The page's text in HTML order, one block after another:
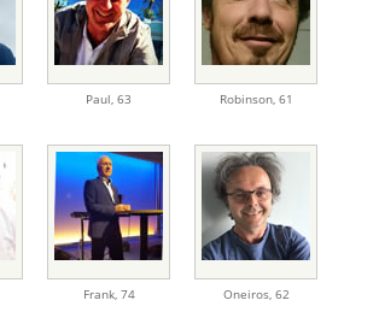
Paul 63 Robinson, 61
Frank, 74 Oneiros, 62